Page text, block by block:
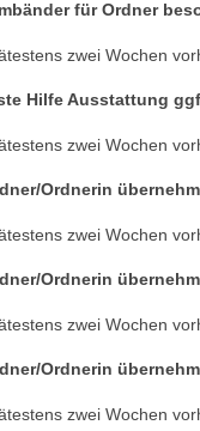
für Ordner
zwei Wochen
Hilfe Ausstattung
zwei Wochen
Ordnerin
zwei Wochen
Ordnerin
zwei Wochen
Ordnerin
zwei Wochen